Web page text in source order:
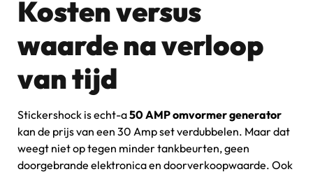
Kosten versus
waarde na verloop
van tijd
Stickershock is echt-a50 AMP omvormer generator
kan de prijs van een 30 Amp set verdubbelen. Maar dat
weegt niet op tegen minder tankbeurten, geen
doorgebrande elektronica en doorverkoopwaarde. Ook